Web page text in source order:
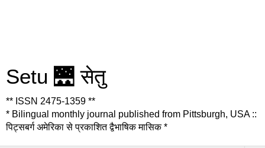
Setu 🌉 सेतु
** ISSN 2475-1359 **
* Bilingual monthly journal published from Pittsburgh, USA ::
पिट्सबर्ग अमेरिका से प्रकाशित द्वैभाषिक मासिक *